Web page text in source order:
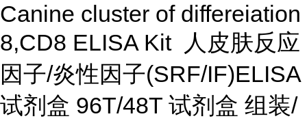
Canine cluster of differeiation
8,CD8 ELISA Kit 人皮肤反应
因子/炎性因子(SRF/IF)ELISA
试剂盒 96T/48T 试剂盒 组装/